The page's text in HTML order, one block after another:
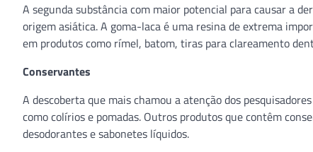
A segunda substância com maior potencial para causar a
origem asiática. A goma-laca é uma resina de extrema
em produtos como rímel, batom, tiras para clareamento
Conservantes
A descoberta que mais chamou a atenção dos
como colírios e pomadas. Outros produtos que contêm
desodorantes e sabonetes líquidos.